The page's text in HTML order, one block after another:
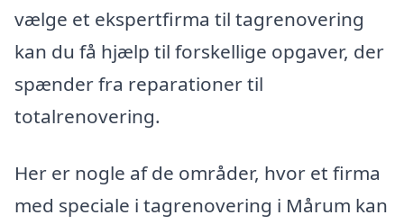
vælge et ekspertfirma til tagrenovering
kan du få hjælp til forskellige opgaver, der
spænder fra reparationer til
totalrenovering.
Her er nogle af de områder, hvor et firma
med speciale i tagrenovering i Mårum kan